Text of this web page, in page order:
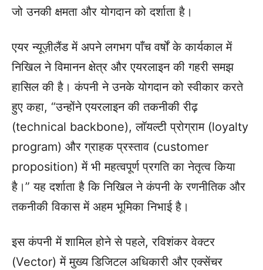
जो उनकी क्षमता और योगदान को दर्शाता है।
एयर न्यूज़ीलैंड में अपने लगभग पाँच वर्षों के कार्यकाल में
निखिल ने विमानन क्षेत्र और एयरलाइन की गहरी समझ
हासिल की है। कंपनी ने उनके योगदान को स्वीकार करते
हुए कहा, “उन्होंने एयरलाइन की तकनीकी रीढ़
(technical backbone), लॉयल्टी प्रोग्राम (loyalty
program) और ग्राहक प्रस्ताव (customer
proposition) में भी महत्वपूर्ण प्रगति का नेतृत्व किया
है।” यह दर्शाता है कि निखिल ने कंपनी के रणनीतिक और
तकनीकी विकास में अहम भूमिका निभाई है।
इस कंपनी में शामिल होने से पहले, रविशंकर वेक्टर
(Vector) में मुख्य डिजिटल अधिकारी और एक्सेंचर